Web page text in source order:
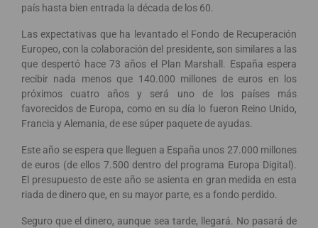
país hasta bien entrada la década de los 60.
Las expectativas que ha levantado el Fondo de Recuperación
Europeo, con la colaboración del presidente, son similares a las
que despertó hace 73 años el Plan Marshall. España espera
recibir nada menos que 140.000 millones de euros en los
próximos cuatro años y será uno de los países más
favorecidos de Europa, como en su día lo fueron Reino Unido,
Francia y Alemania, de ese súper paquete de ayudas.
Este año se espera que lleguen a España unos 27.000 millones
de euros (de ellos 7.500 dentro del programa Europa Digital).
El presupuesto de este año se asienta en gran medida en esta
riada de dinero que, en su mayor parte, es a fondo perdido.
Seguro que el dinero, aunque sea tarde, llegará. No pasará de